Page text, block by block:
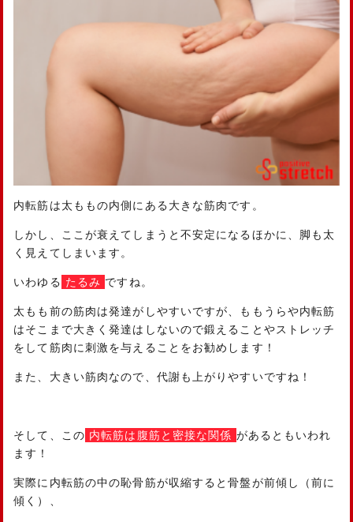
内転筋は太ももの内側にある大きな筋肉です。
しかし、ここが衰えてしまうと不安定になるほかに、脚も太
く見えてしまいます。
いわゆる たるみ ですね。
太もも前の筋肉は発達がしやすいですが、ももうらや内転筋
はそこまで大きく発達はしないので鍛えることやストレッチ
をして筋肉に刺激を与えることをお勧めします！
また、大きい筋肉なので、代謝も上がりやすいですね！
そして、この 内転筋は腹筋と密接な関係 があるともいわれ
ます！
実際に内転筋の中の恥骨筋が収縮すると骨盤が前傾し（前に
傾く）、